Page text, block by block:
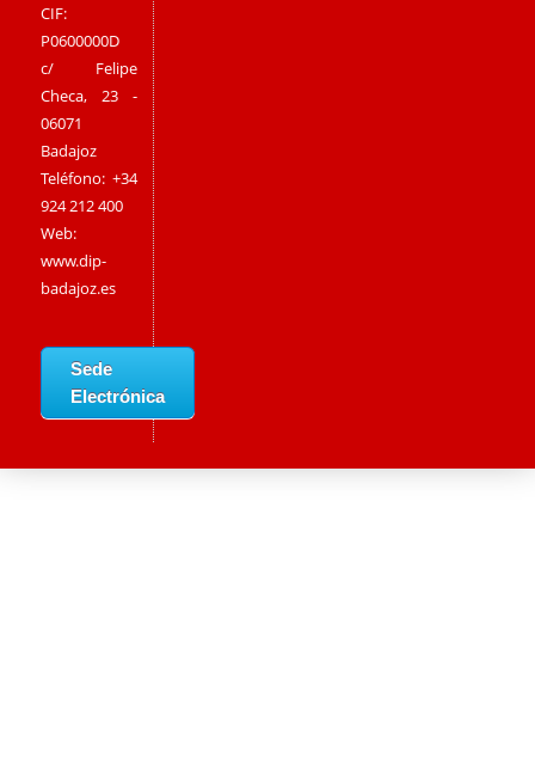
CIF:
P0600000D
c/ Felipe
Checa, 23 -
06071
Badajoz
Teléfono: +34
924 212 400
Web:
www.dip-
badajoz.es
Sede
Electrónica